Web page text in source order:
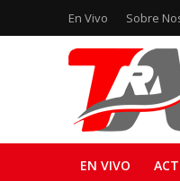
En Vivo Sobre
EN VIVO